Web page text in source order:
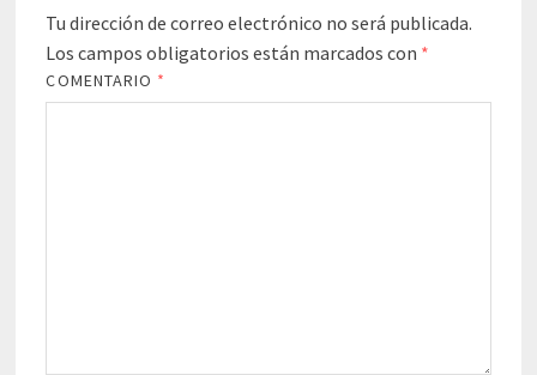
Tu dirección de correo electrónico no será publicada.
Los campos obligatorios están marcados con *
COMENTARIO *